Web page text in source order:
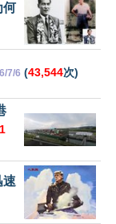
何
7/6 (43,544次)
速